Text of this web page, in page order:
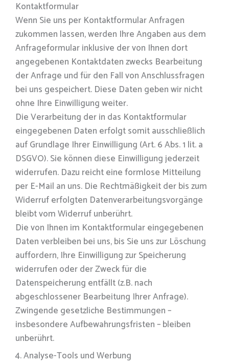
Kontaktformular
Wenn Sie uns per Kontaktformular Anfragen
zukommen lassen, werden Ihre Angaben aus dem
Anfrageformular inklusive der von Ihnen dort
angegebenen Kontaktdaten zwecks Bearbeitung
der Anfrage und für den Fall von Anschlussfragen
bei uns gespeichert. Diese Daten geben wir nicht
ohne Ihre Einwilligung weiter.
Die Verarbeitung der in das Kontaktformular
eingegebenen Daten erfolgt somit ausschließlich
auf Grundlage Ihrer Einwilligung (Art. 6 Abs. 1 lit. a
DSGVO). Sie können diese Einwilligung jederzeit
widerrufen. Dazu reicht eine formlose Mitteilung
per E-Mail an uns. Die Rechtmäßigkeit der bis zum
Widerruf erfolgten Datenverarbeitungsvorgänge
bleibt vom Widerruf unberührt.
Die von Ihnen im Kontaktformular eingegebenen
Daten verbleiben bei uns, bis Sie uns zur Löschung
auffordern, Ihre Einwilligung zur Speicherung
widerrufen oder der Zweck für die
Datenspeicherung entfällt (z.B. nach
abgeschlossener Bearbeitung Ihrer Anfrage).
Zwingende gesetzliche Bestimmungen –
insbesondere Aufbewahrungsfristen – bleiben
unberührt.
4. Analyse-Tools und Werbung